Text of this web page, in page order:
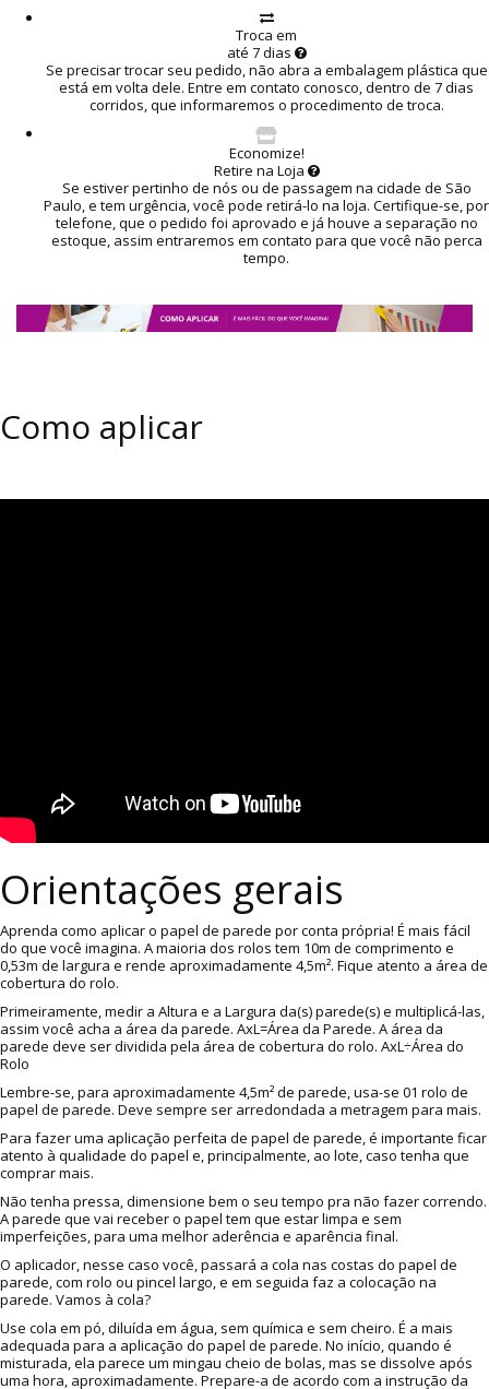
Troca em
até 7 dias
Se precisar trocar seu pedido, não abra a embalagem plástica que
está em volta dele. Entre em contato conosco, dentro de 7 dias
corridos, que informaremos o procedimento de troca.
Economize!
Retire na Loja
Se estiver pertinho de nós ou de passagem na cidade de São
Paulo, e tem urgência, você pode retirá-lo na loja. Certifique-se, por
telefone, que o pedido foi aprovado e já houve a separação no
estoque, assim entraremos em contato para que você não perca
tempo.
Como aplicar
Orientações gerais
Aprenda como aplicar o papel de parede por conta própria! É mais fácil
do que você imagina. A maioria dos rolos tem 10m de comprimento e
0,53m de largura e rende aproximadamente 4,5m². Fique atento a área de
cobertura do rolo.
Primeiramente, medir a Altura e a Largura da(s) parede(s) e multiplicá-las,
assim você acha a área da parede. AxL=Área da Parede. A área da
parede deve ser dividida pela área de cobertura do rolo. AxL÷Área do
Rolo
Lembre-se, para aproximadamente 4,5m² de parede, usa-se 01 rolo de
papel de parede. Deve sempre ser arredondada a metragem para mais.
Para fazer uma aplicação perfeita de papel de parede, é importante ficar
atento à qualidade do papel e, principalmente, ao lote, caso tenha que
comprar mais.
Não tenha pressa, dimensione bem o seu tempo pra não fazer correndo.
A parede que vai receber o papel tem que estar limpa e sem
imperfeições, para uma melhor aderência e aparência final.
O aplicador, nesse caso você, passará a cola nas costas do papel de
parede, com rolo ou pincel largo, e em seguida faz a colocação na
parede. Vamos à cola?
Use cola em pó, diluída em água, sem química e sem cheiro. É a mais
adequada para a aplicação do papel de parede. No início, quando é
misturada, ela parece um mingau cheio de bolas, mas se dissolve após
uma hora, aproximadamente. Prepare-a de acordo com a instrução da